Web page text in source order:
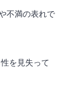
不満の表れで
を見失って